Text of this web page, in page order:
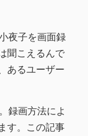
夜子を画面録
聞こえるんで
あるユーザー
録画方法によ
す。この記事